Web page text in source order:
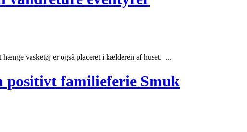
vasketøj er også placeret i kælderen af huset. ...
positivt familieferie Smuk